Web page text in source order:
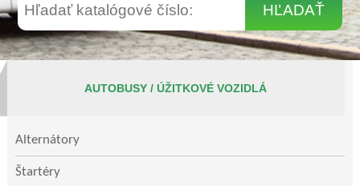
AUTOBUSY / ÚŽITKOVÉ VOZIDLÁ
Alternátory
Štartéry